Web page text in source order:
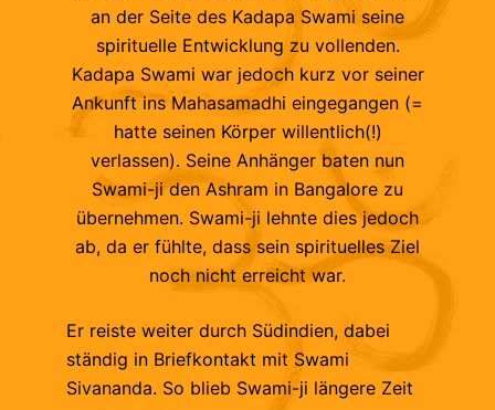
an der Seite des Kadapa Swami seine
spirituelle Entwicklung zu vollenden.
Kadapa Swami war jedoch kurz vor seiner
Ankunft ins Mahasamadhi eingegangen (=
hatte seinen Körper willentlich(!)
verlassen). Seine Anhänger baten nun
Swami-ji den Ashram in Bangalore zu
übernehmen. Swami-ji lehnte dies jedoch
ab, da er fühlte, dass sein spirituelles Ziel
noch nicht erreicht war.
Er reiste weiter durch Südindien, dabei
ständig in Briefkontakt mit Swami
Sivananda. So blieb Swami-ji längere Zeit